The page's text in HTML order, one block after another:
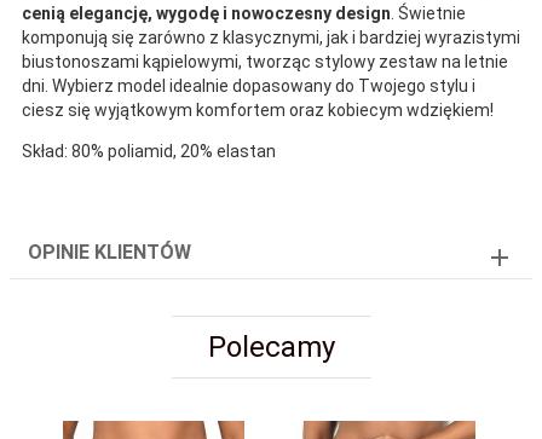
cenią elegancję, wygodę i nowoczesny design . Świetnie
komponują się zarówno z klasycznymi, jak i bardziej wyrazistymi
biustonoszami kąpielowymi, tworząc stylowy zestaw na letnie
dni. Wybierz model idealnie dopasowany do Twojego stylu i
ciesz się wyjątkowym komfortem oraz kobiecym wdziękiem!
Skład: 80% poliamid, 20% elastan
OPINIE KLIENTÓW
Polecamy